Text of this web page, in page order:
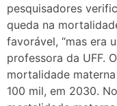
pesquisadores
queda na
favorável, “mas era
professora da UFF.
mortalidade
100 mil, em 2030.